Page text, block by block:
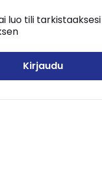
luo tili
Kirjaudu